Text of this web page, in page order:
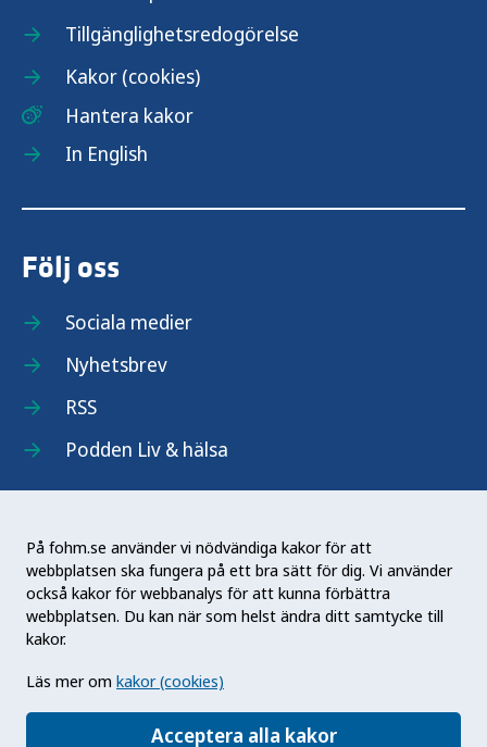
På fohm.se använder vi nödvändiga kakor för att
webbplatsen ska fungera på ett bra sätt för dig. Vi använder
också kakor för webbanalys för att kunna förbättra
webbplatsen. Du kan när som helst ändra ditt samtycke till
kakor.
Läs mer om kakor (cookies)
Acceptera alla kakor
Tillgänglighetsredogörelse
Kakor (cookies)
Hantera kakor
In English
Följ oss
Sociala medier
Nyhetsbrev
RSS
Podden Liv & hälsa
Folkhälsomyndigheten (Fohm) är en nationell
kunskapsmyndighet som arbetar för en bättre
folkhälsa. Det gör myndigheten genom att
främja hälsa, förebygga ohälsa och skydda mot
hälsohot. Vår vision är en folkhälsa som stärker